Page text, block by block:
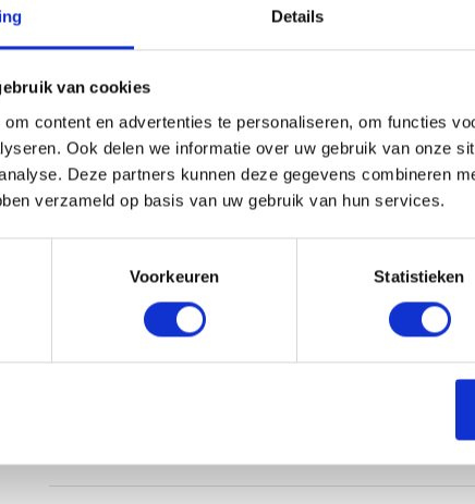
Details
van cookies
content en advertenties te personaliseren, om functies
Ook delen we informatie over uw gebruik van onze
Deze partners kunnen deze gegevens combineren
verzameld op basis van uw gebruik van hun services.
Voorkeuren Statistieken